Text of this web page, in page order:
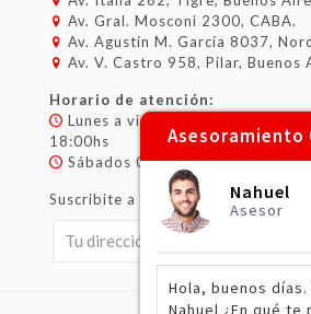
Av. Gral. Mosconi 2300, CABA.
Av. Agustín M. García 8037,
Av. V. Castro 958, Pilar, Buenos
Horario de atención:
Lunes a viernes 08:00hs –
18:00hs
Sábados 08:00hs – 13:00hs
Suscribite a nuestro newsletter:
Asesoramiento
Nahuel
Asesor
Hola, buenos
Nahuel ¿En qué te